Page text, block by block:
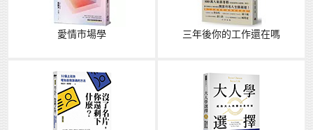
愛情市場學 三年後你的工作還在嗎